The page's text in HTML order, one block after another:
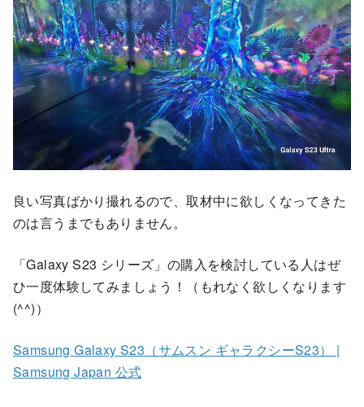
良い写真ばかり撮れるので、取材中に欲しくなってきた
のは言うまでもありません。
「Galaxy S23 シリーズ」の購入を検討している人はぜ
ひ一度体験してみましょう！（もれなく欲しくなります
(^^)）
Samsung Galaxy S23（サムスン ギャラクシーS23） |
Samsung Japan 公式